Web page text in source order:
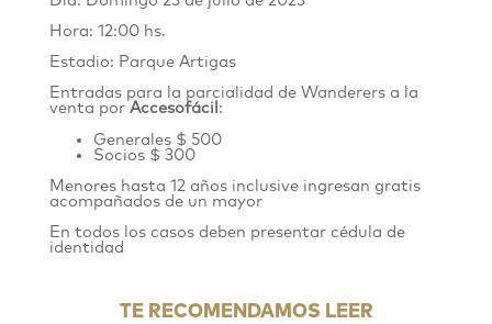
Hora: 12:00 hs.
Estadio: Parque Artigas
Entradas para la parcialidad de Wanderersa la
venta por Accesofácil :
Generales $ 500
Socios $ 300
Menores hasta 12 años inclusive ingresan gratis
acompañados de un mayor
En todos los casos deben presentar cédula de
identidad
TE RECOMENDAMOS LEER